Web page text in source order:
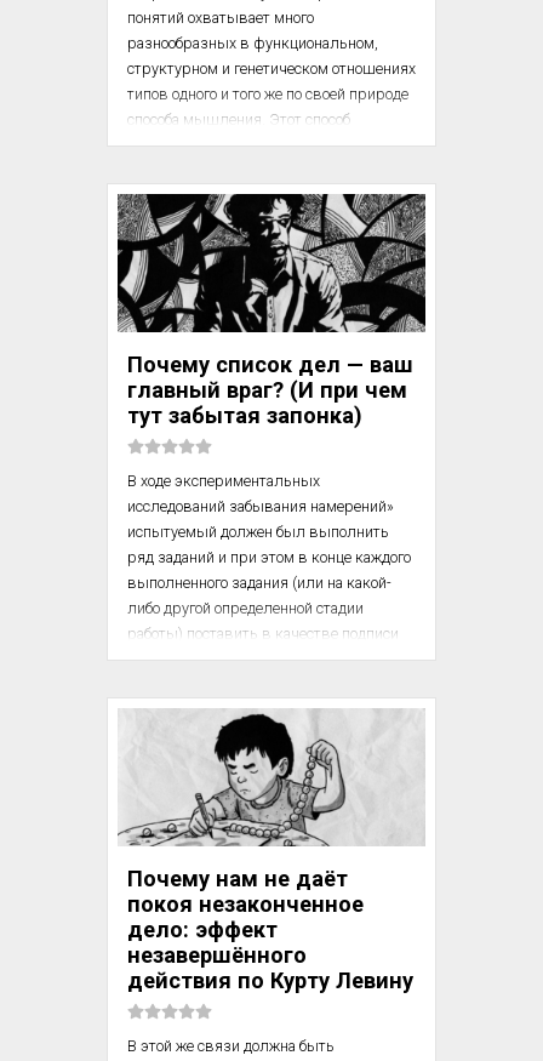
понятий охватывает много
разнообразных в функциональном,
структурном и генетическом отношениях
типов одного и того же по своей природе
способа мышления. Этот способ
мышления так же, как и все остальные,
установлению отношений между
различными конкретными
впечатлениями, к объединению и
обобщению отдельных предметов, к
упорядочению и систематизации всего
опыта ребенка.
Но способ объединения различных
конкретных предметов в общие группы,
характер устанавливаемых при этом
связей, структура возник...
Почему список дел — ваш
главный враг? (И при чем
тут забытая запонка)
В ходе экспериментальных
исследований забывания намерений»
испытуемый должен был выполнить
ряд заданий и при этом в конце каждого
выполненного задания (или на какой-
либо другой определенной стадии
работы) поставить в качестве подписи
свою фамилию и дату. Каждый листок
был передать экспериментатору.
Было обнаружено следующее:
1) Намерение не является, как правило,
изолированным душевным фактом, но
определенной целостности действия, к
определенной сф...
Почему нам не даёт
покоя незаконченное
дело: эффект
незавершённого
действия по Курту Левину
В этой же связи должна быть